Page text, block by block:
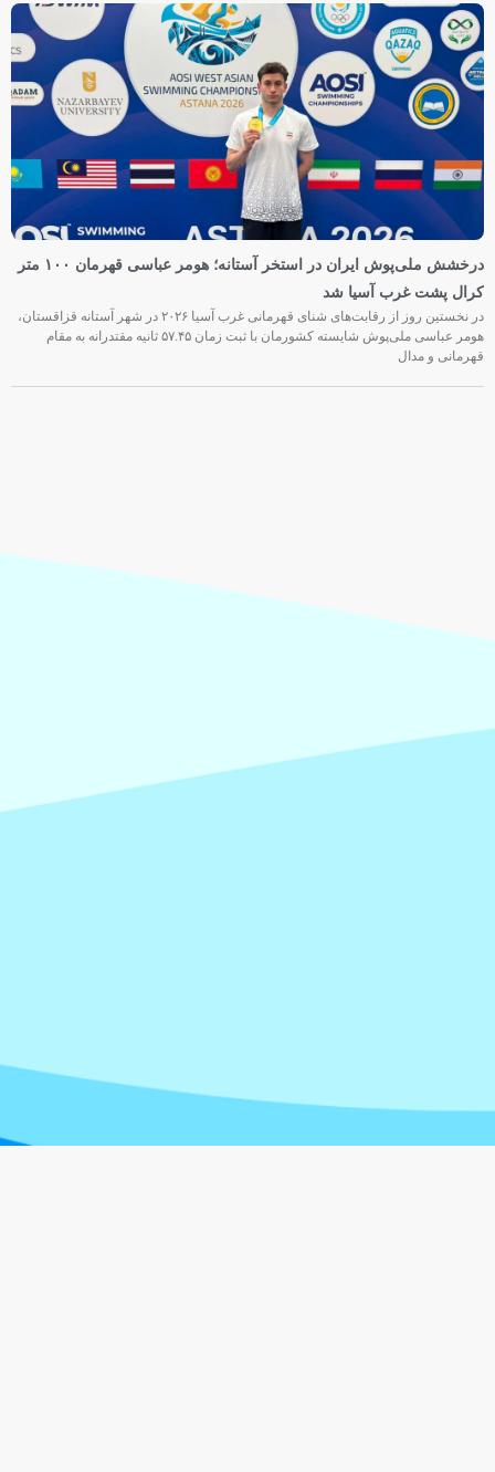
درخشش ملی‌پوش ایران در استخر آستانه؛ هومر عباسی قهرمان ۱۰۰ متر
کرال پشت غرب آسیا شد
در نخستین روز از رقابت‌های شنای قهرمانی غرب آسیا ۲۰۲۶ در شهر آستانه قزاقستان،
هومر عباسی ملی‌پوش شایسته کشورمان با ثبت زمان ۵۷.۴۵ ثانیه مقتدرانه به مقام
قهرمانی و مدال